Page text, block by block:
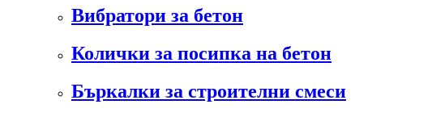
Вибратори за бетон
Колички за посипка на бетон
Бъркалки за строителни смеси